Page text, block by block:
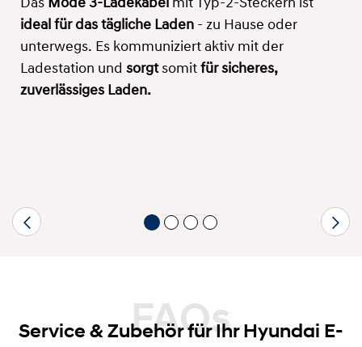
Das Mode 3-Ladekabel mit Typ-2-Steckern ist
ideal für das tägliche Laden - zu Hause oder
unterwegs. Es kommuniziert aktiv mit der
Ladestation und sorgtsomit für sicheres,
zuverlässiges Laden.
FAQs
Service & Zubehör für Ihr Hyundai E-